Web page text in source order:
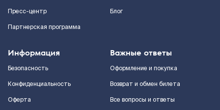
Пресс-центр
Партнерская программа
Блог
Информация
Безопасность
Конфиденциальность
Оферта
Важные ответы
Оформление и покупка
Возврат и обмен билета
Все вопросы и ответы